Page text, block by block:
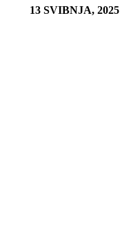
13 SVIBNJA, 2025